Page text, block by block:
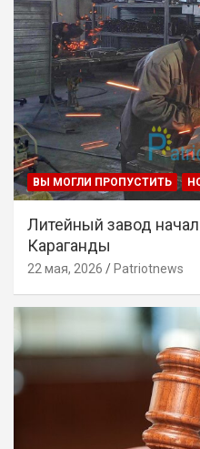
ВЫ МОГЛИ ПРОПУСТИТЬ
Литейный завод
Караганды
22 мая, 2026 Patriotnews